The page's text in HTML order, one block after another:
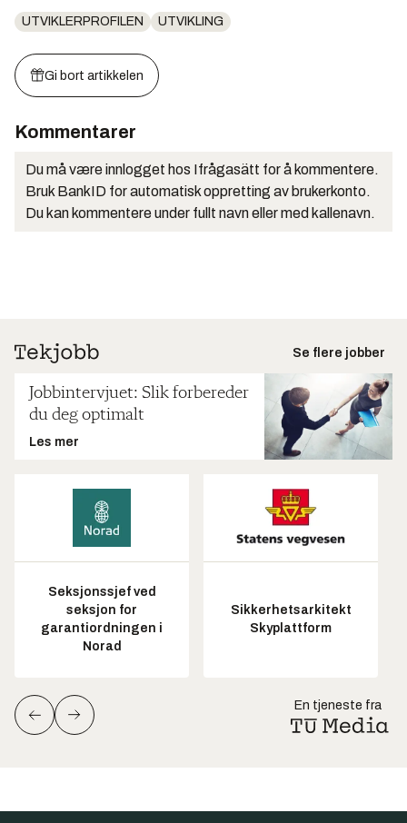
UTVIKLERPROFILEN UTVIKLING
Gi bort artikkelen
Kommentarer
Du må være innlogget hos Ifrågasätt for å kommentere.
Bruk BankID for automatisk oppretting av brukerkonto.
Du kan kommentere under fullt navn eller med kallenavn.
Se flere jobber
Jobbintervjuet: Slik forbereder
du deg optimalt
Les mer
Seksjonssjef ved
seksjon for
garantiordningen i
Norad
Sikkerhetsarkitekt
Skyplattform
En tjeneste fra